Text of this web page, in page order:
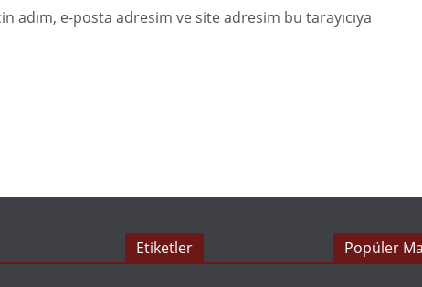
adım, e-posta adresim ve site adresim bu tarayıcıya
Etiketler Popüler